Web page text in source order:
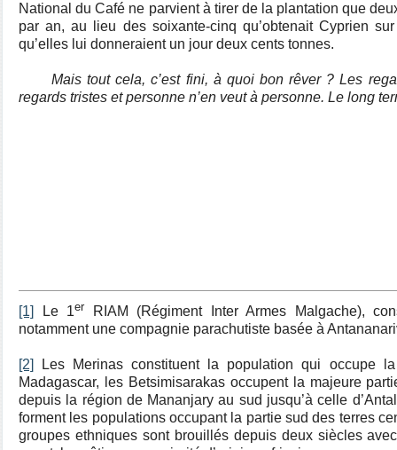
National du Café ne parvient à tirer de la plantation que
par an, au lieu des soixante-cinq qu’obtenait Cyprien
qu’elles lui donneraient un jour deux cents tonnes.
Mais tout cela, c’est fini, à quoi bon rêver ? Les
regards tristes et personne n’en veut à personne. Le long
[1] Le 1er RIAM (Régiment Inter Armes Malgache),
notamment une compagnie parachutiste basée à
[2]
Les Merinas constituent la population qui occupe
Madagascar, les Betsimisarakas occupent la majeure
depuis la région de Mananjary au sud jusqu’à celle
forment les populations occupant la partie sud des terres
groupes ethniques sont brouillés depuis deux siècles